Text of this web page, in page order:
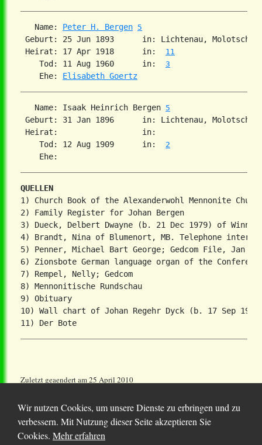
   Name:
Peter H. Bergen 5
Geburt: 25 Jun 1893      in: Lichtenau,
Heirat: 17 Apr 1918      in: 11
    Tod: 11 Aug 1960      in:
3
    Ehe:
Elisabeth Goertz
   Name: Isaak Heinrich Bergen
5
Geburt: 31 Jan 1896      in: Lichtenau,
Heirat:                  in:
    Tod: 12 Aug 1909      in:
2
QUELLEN
1) Church Book of the Alexanderwohl Mennonite
2) Family Register for Johan Bergen
3) Dueck, Delbert Dwayne (b. 21 Dec 1979) of
4) Brandt, Nina of Blumenort, MB. Telephone
5) Penner, Michael Bart George; Gedcom File, Jan
6) Zionsbote German language organ of the
7) Rempel, Nelly; Gedcom
8) Mennonitische Rundschau
9) Obituary
10) Wall chart of Johan Regehr Dyck (b. 17 Sep
Zuletzt geaendert am 25 April 2010
Wir nutzen Cookies, um unsere Dienste zu erbringen und zu
verbessern. Mit Nutzung dieser Seite akzeptieren Sie
Cookies. Mehr erfahren